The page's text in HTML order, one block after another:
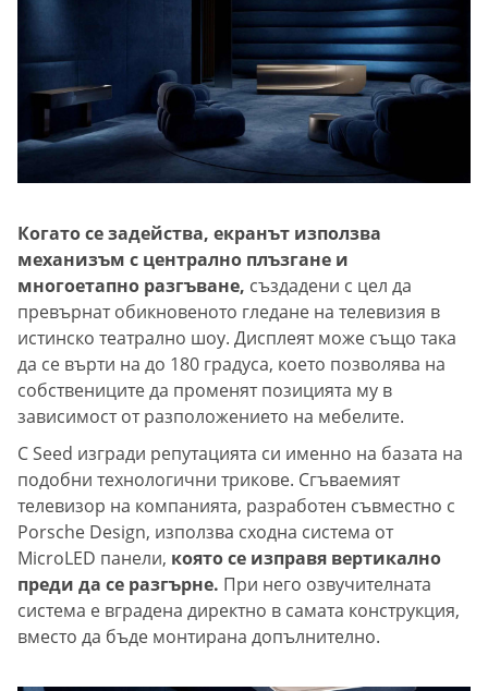
Когато се задейства, екранът използва
механизъм с централно плъзгане и
многоетапно разгъване, създадени с цел да
превърнат обикновеното гледане на телевизия в
истинско театрално шоу. Дисплеят може също така
да се върти на до 180 градуса, което позволява на
собствениците да променят позицията му в
зависимост от разположението на мебелите.
C Seed изгради репутацията си именно на базата на
подобни технологични трикове. Сгъваемият
телевизор на компанията, разработен съвместно с
Porsche Design, използва сходна система от
MicroLED панели, която се изправя вертикално
преди да се разгърне. При него озвучителната
система е вградена директно в самата конструкция,
вместо да бъде монтирана допълнително.